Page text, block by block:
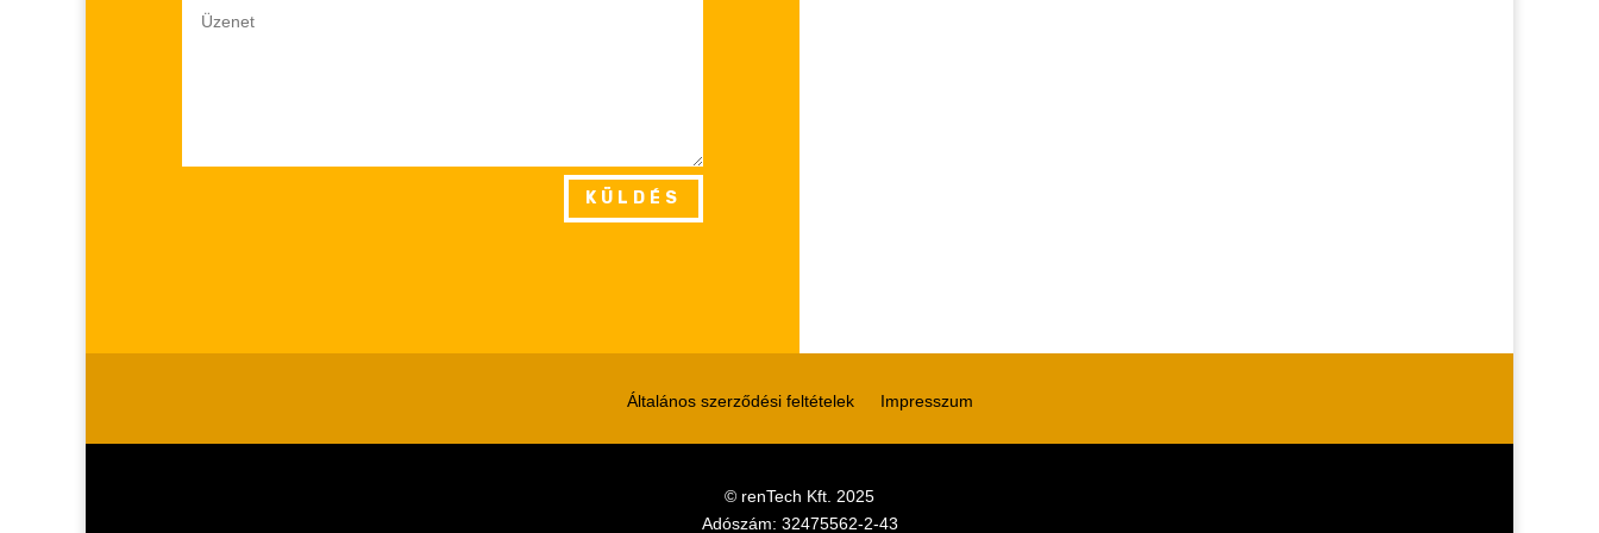
KÜLDÉS
Általános szerződési feltételek Impresszum
© renTech Kft. 2025
Adószám: 32475562-2-43